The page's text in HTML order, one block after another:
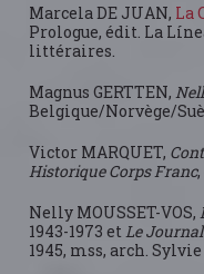
Marcela DE JUAN, La
Prologue, édit. La
littéraires.
Magnus GERTTEN,
Belgique/Norvège/
Victor MARQUET,
Historique Corps Franc
Nelly MOUSSET-VOS,
1943-1973 etLe
1945, mss, arch.